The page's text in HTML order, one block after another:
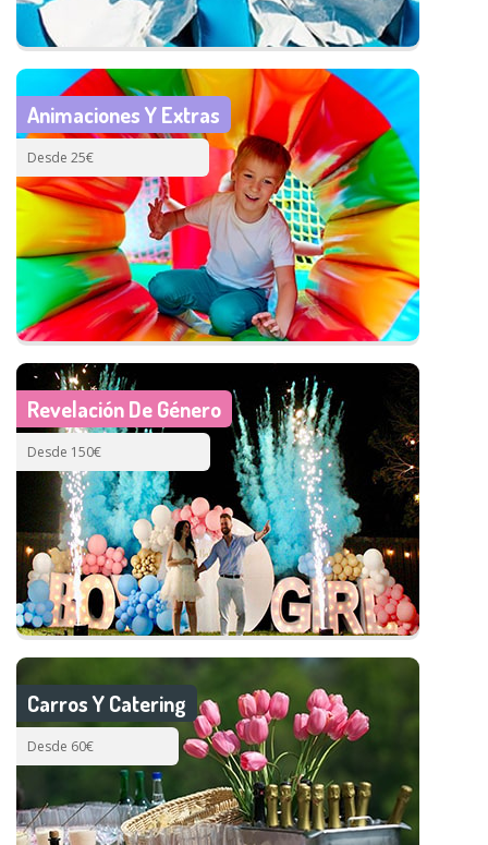
Animaciones Y Extras
Desde 25€
Revelación De Género
Desde 150€
Carros Y Catering
Desde 60€